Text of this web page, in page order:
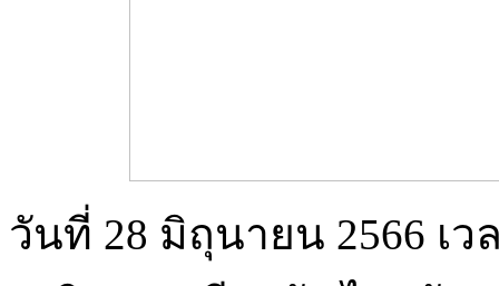
วันที่ 28 มิถุนายน 2566 เ